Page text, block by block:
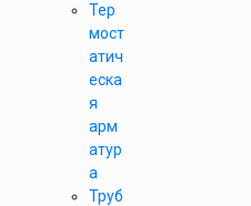
Тер
мост
атич
еска
я
арм
атур
а
Труб